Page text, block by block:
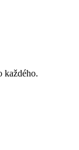
každého.